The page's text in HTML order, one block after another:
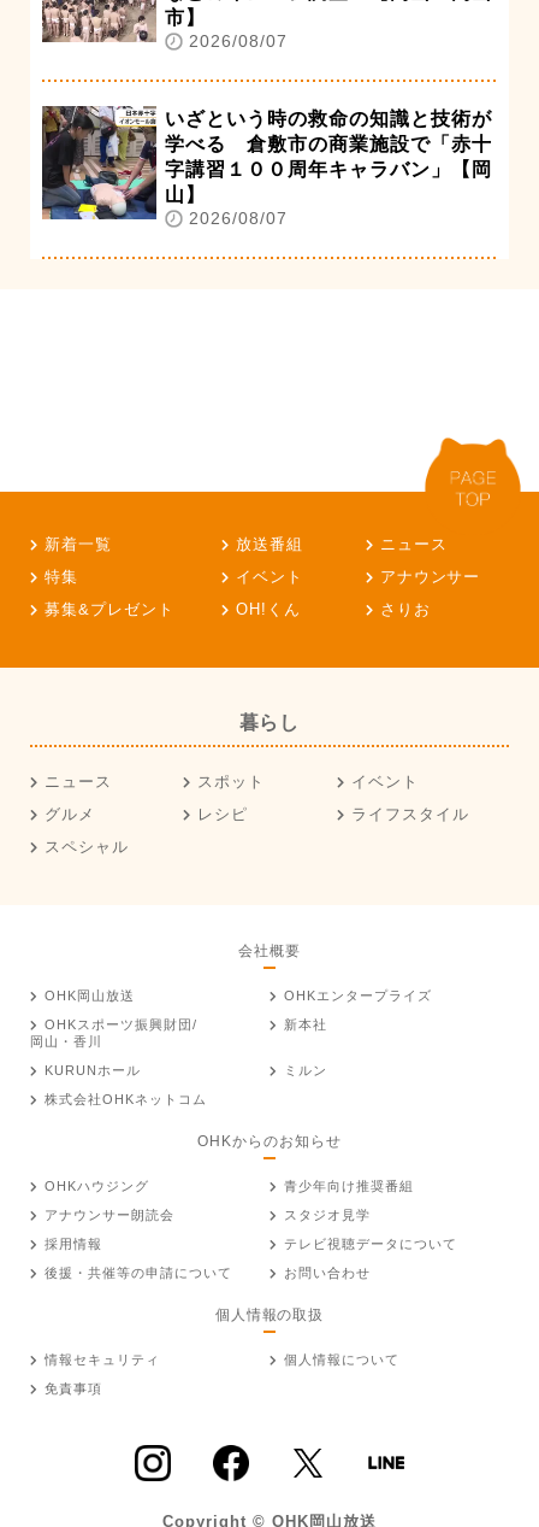
市】
2026/08/07
いざという時の救命の知識と技術が
学べる 倉敷市の商業施設で「赤十
字講習１００周年キャラバン」【岡
山】
2026/08/07
新着一覧 放送番組
ニュース
特集
イベント
アナウンサー
募集&プレゼント
OH!くん さりお
暮らし
ニュース スポット
イベント
グルメ
レシピ
ライフスタイル
スペシャル
会社概要
OHK岡山放送
OHKエンタープライズ
OHKスポーツ振興財団/
岡山・香川
新本社
KURUNホール
ミルン
株式会社OHKネットコム
OHKからのお知らせ
OHKハウジング
青少年向け推奨番組
アナウンサー朗読会
スタジオ見学
採用情報
テレビ視聴データについて
後援・共催等の申請について
お問い合わせ
個人情報の取扱
情報セキュリティ
個人情報について
免責事項
Copyright © OHK岡山放送